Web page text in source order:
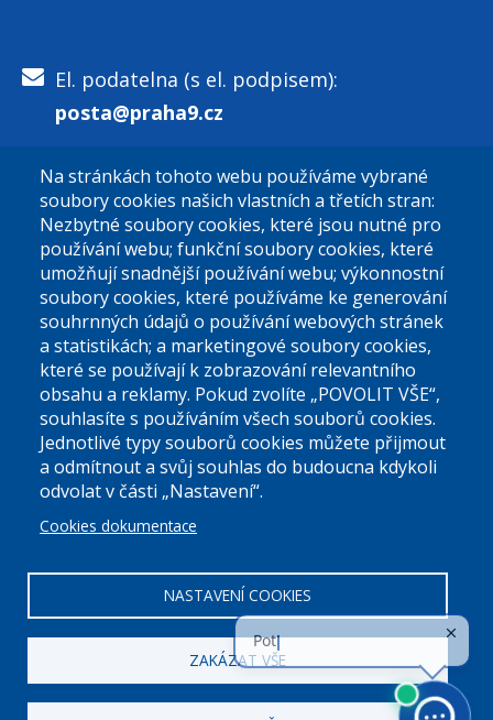
El. podatelna (s el. podpisem):
posta@praha9.cz
El. podatelna (bez el. podpisu):
podatelna@praha9.cz
Úřední dny:
Po a St: 08.00-12.00; 13.00-18.00
Úřední hodiny
00063894DIČ:CZ00063894
Na stránkách tohoto webu používáme vybrané
soubory cookies našich vlastních a třetích stran:
Nezbytné soubory cookies, které jsou nutné pro
používání webu; funkční soubory cookies, které
umožňují snadnější používání webu; výkonnostní
soubory cookies, které používáme ke generování
souhrnných údajů o používání webových stránek
a statistikách; a marketingové soubory cookies,
které se používají k zobrazování relevantního
obsahu a reklamy. Pokud zvolíte „POVOLIT VŠE“,
souhlasíte s používáním všech souborů cookies.
Jednotlivé typy souborů cookies můžete přijmout
a odmítnout a svůj souhlas do budoucna kdykoli
odvolat v části „Nastavení“.
Cookies dokumentace
NASTAVENÍ COOKIES
ZAKÁZAT VŠE